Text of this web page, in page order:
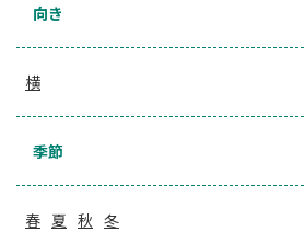
向き
横
季節
春 夏 秋 冬